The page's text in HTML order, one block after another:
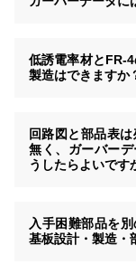
低誘電率材とFR-
製造はできますか
回路図と部品表
無く、ガーバー
うしたらよいです
入手困難部品を
基板設計・製造・